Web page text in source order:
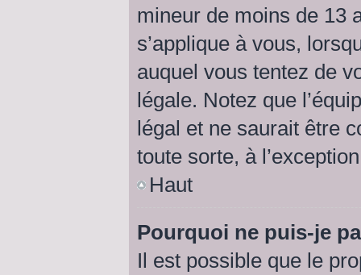
mineur de moins de 13
s’applique à vous,
auquel vous tentez de
légale. Notez que
légal et ne saurait être
toute sorte, à
Haut
Pourquoi ne puis-je
Il est possible que le